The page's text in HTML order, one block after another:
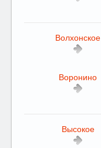
Волхонское
Воронино
Высокое